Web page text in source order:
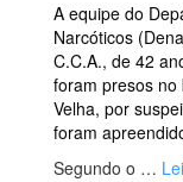
A equipe do
Narcóticos
C.C.A., de 42
foram presos no
Velha, por
foram
Segundo o …